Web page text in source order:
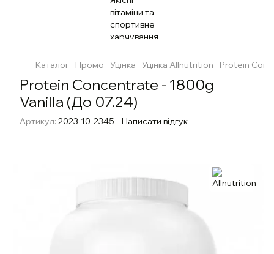
Каталог Промо Уцінка Уцінка Allnutrition Protein
Protein Concentrate - 1800g
Vanilla (До 07.24)
Артикул: 2023-10-2345 Написати відгук